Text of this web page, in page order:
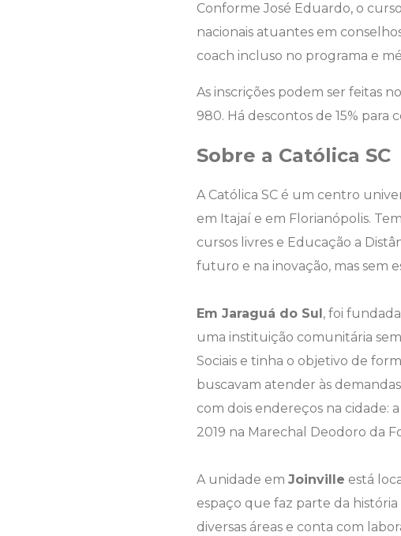
Conforme José Eduardo, o
nacionais atuantes em
coach incluso no programa e
As inscrições podem ser feitas no
980. Há descontos de 15% para
Sobre a Católica SC
A Católica SC é um centro
em Itajaí e em Florianópolis.
cursos livres e Educação a
futuro e na inovação, mas sem
Em Jaraguá do Sul , foi
uma instituição comunitária
Sociais e tinha o objetivo de
buscavam atender às
com dois endereços na cidade:
2019 na Marechal Deodoro da
A unidade em Joinville está
espaço que faz parte da
diversas áreas e conta com